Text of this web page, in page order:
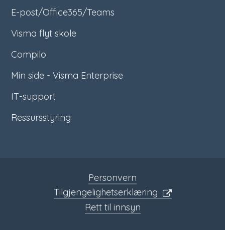
E-post/Office365/Teams
Visma flyt skole
Compilo
Min side - Visma Enterprise
IT-support
Ressursstyring
Personvern
Tilgjengelighetserklæring
Rett til innsyn